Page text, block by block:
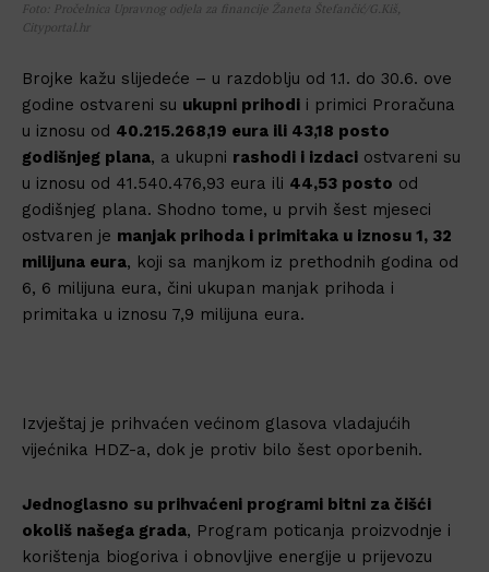
Foto: Pročelnica Upravnog odjela za financije Žaneta Štefančić/G.Kiš,
Cityportal.hr
Brojke kažu slijedeće – u razdoblju od 1.1. do 30.6. ove
godine ostvareni su ukupni prihodi i primici Proračuna
u iznosu od 40.215.268,19 eura ili 43,18 posto
godišnjeg plana, a ukupni rashodi i izdaci ostvareni su
u iznosu od 41.540.476,93 eura ili 44,53 posto od
godišnjeg plana. Shodno tome, u prvih šest mjeseci
ostvaren je manjak prihoda i primitaka u iznosu 1, 32
milijuna eura, koji sa manjkom iz prethodnih godina od
6, 6 milijuna eura, čini ukupan manjak prihoda i
primitaka u iznosu 7,9 milijuna eura.
Izvještaj je prihvaćen većinom glasova vladajućih
vijećnika HDZ-a, dok je protiv bilo šest oporbenih.
Jednoglasno su prihvaćeni programi bitni za čišći
okoliš našega grada, Program poticanja proizvodnje i
korištenja biogoriva i obnovljive energije u prijevozu